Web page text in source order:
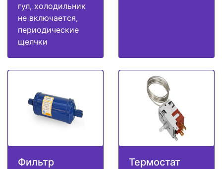
гул, холодильник
не включается,
периодические
щелчки
Фильтр Термостат